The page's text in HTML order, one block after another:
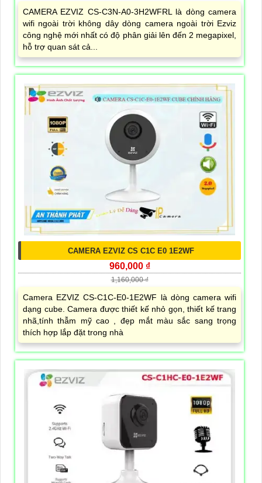
CAMERA EZVIZ CS-C3N-A0-3H2WFRL là dòng camera
wifi ngoài trời không dây dòng camera ngoài trời Ezviz
công nghệ mới nhất có độ phân giải lên đến 2 megapixel,
hỗ trợ quan sát cả...
CAMERA EZVIZ CS C1C E0 1E2WF
960,000 ₫
1,160,000 ₫
Camera EZVIZ CS-C1C-E0-1E2WF là dòng camera wifi
dạng cube. Camera được thiết kế nhỏ gọn, thiết kế trang
nhã,tính thẫm mỹ cao , đẹp mắt màu sắc sang trọng
thích hợp lắp đặt trong nhà